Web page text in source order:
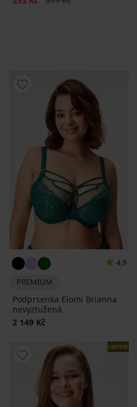
4,9
PREMIUM
Podprsenka Elomi Brianna
nevyztužená
2 149 Kč
LIMITED